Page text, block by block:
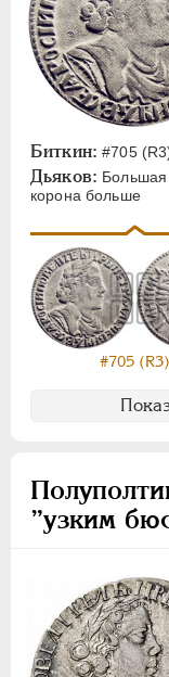
Биткин: #705
Дьяков: Большая
корона больше
#705 (R3)
”узким